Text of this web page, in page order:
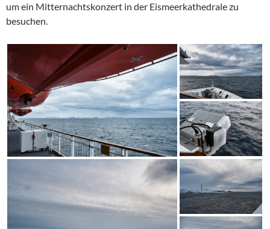
um ein Mitternachtskonzert in der Eismeerkathedrale zu
besuchen.